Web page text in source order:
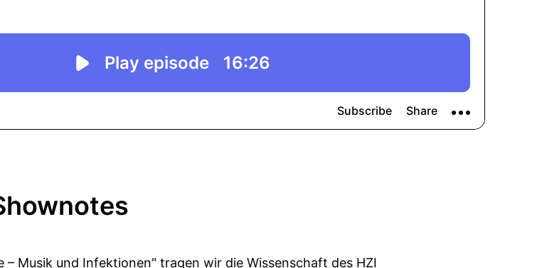
Musik und Infektionen" tragen wir die Wissenschaft des HZI